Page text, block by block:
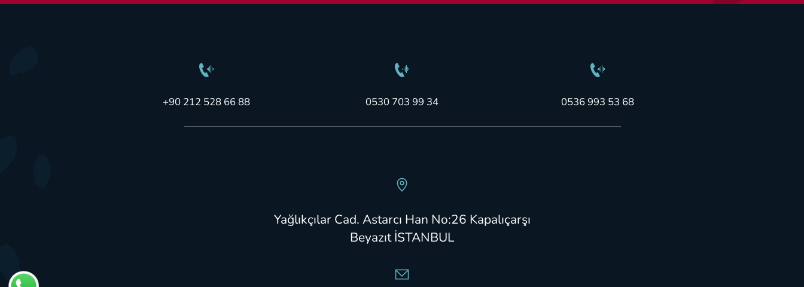
+90 212 528 66 88 0530 703 99 34 0536 993 53 68
Yağlıkçılar Cad. Astarcı Han No:26 Kapalıçarşı
Beyazıt İSTANBUL